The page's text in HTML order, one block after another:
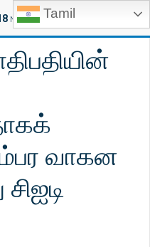
Tamil
NEW ARTICLES
வாகன